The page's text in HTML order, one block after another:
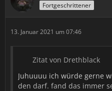
Fortgeschrittener
13. Januar 2021 um 07:46
Zitat von Drethblack
Juhuuuu ich würde gerne
den darf. fand das immer